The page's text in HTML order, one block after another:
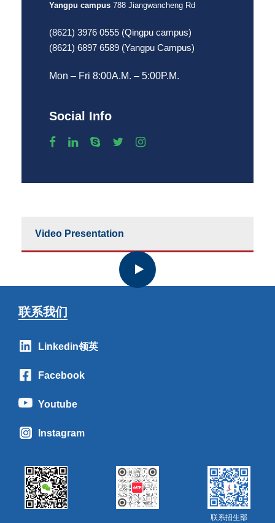
Yangpu campus 788 Jiangwancheng Rd
(8621) 3976 0555 (Qingpu campus)
(8621) 6897 6589 (Yangpu Campus)
Mon – Fri 8:00A.M. – 5:00P.M.
Social Info
Video Presentation
联系我们
Linkedin领英
Facebook
Youtube
Instagram
联系招生部